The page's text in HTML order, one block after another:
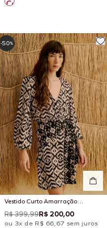
Vestido Curto Amarração
Estampado Puno
R$ 399,99R$ 200,00
ou 3x de R$ 66,67 sem juros
-50%